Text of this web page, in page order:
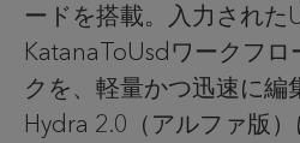
ードを搭載。入力された
KatanaToUsd ワークフロ
クを、軽量かつ迅速に編
Hydra 2.0 （アルファ版